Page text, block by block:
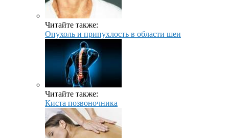
Читайте также:
Опухоль и припухлость в области шеи
Читайте также:
Киста позвоночника